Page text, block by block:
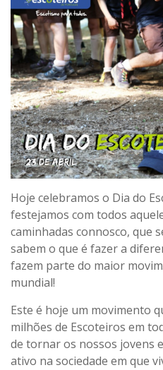
Hoje celebramos o Dia do
festejamos com todos
caminhadas connosco, que
sabem o que é fazer a
fazem parte do maior
mundial!
Este é hoje um movimento
milhões de Escoteiros em
de tornar os nossos jovens
ativo na sociedade em que